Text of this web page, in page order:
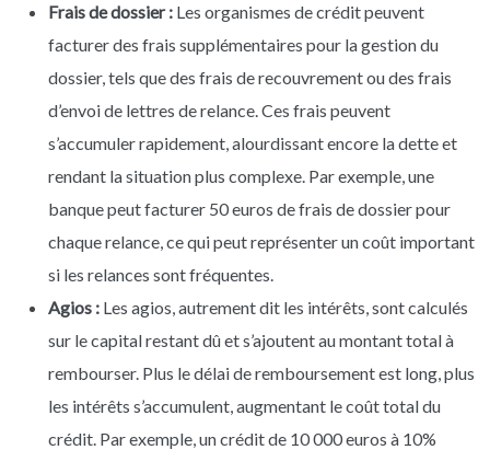
Frais de dossier : Les organismes de crédit peuvent
facturer des frais supplémentaires pour la gestion du
dossier, tels que des frais de recouvrement ou des frais
d’envoi de lettres de relance. Ces frais peuvent
s’accumuler rapidement, alourdissant encore la dette et
rendant la situation plus complexe. Par exemple, une
banque peut facturer 50 euros de frais de dossier pour
chaque relance, ce qui peut représenter un coût important
si les relances sont fréquentes.
Agios : Les agios, autrement dit les intérêts, sont calculés
sur le capital restant dû et s’ajoutent au montant total à
rembourser. Plus le délai de remboursement est long, plus
les intérêts s’accumulent, augmentant le coût total du
crédit. Par exemple, un crédit de 10 000 euros à 10%